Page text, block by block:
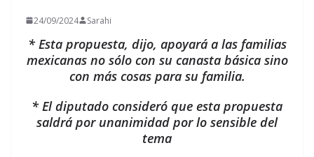
24/09/2024 Sarahi
* Esta propuesta, dijo, apoyará a las familias
mexicanas no sólo con su canasta básica sino
con más cosas para su familia.
* El diputado consideró que esta propuesta
saldrá por unanimidad por lo sensible del
tema